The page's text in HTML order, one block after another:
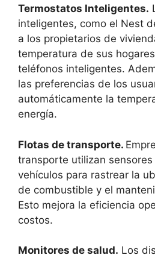
Termostatos Inteligentes.
inteligentes, como el Nest
a los propietarios de
temperatura de sus
teléfonos inteligentes.
las preferencias de los
automáticamente la
energía.
Flotas de transporte.
transporte utilizan sensores
vehículos para rastrear la
de combustible y el
Esto mejora la eficiencia
costos.
Monitores de salud. Los